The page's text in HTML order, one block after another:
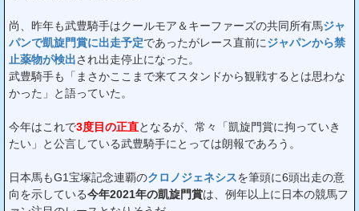
尚、昨年も武豊騎手はクールモア＆キーファーズの共同所有馬ジャ
パンで凱旋門賞に出走予定であったがレース直前にジャパンから禁
止薬物が検出され出走停止になった。
武豊騎手も「まさかここまで来てスタンドから観戦するとは思わな
かった」と語っていた。
今年はこれで3度目の正直となるが、常々「凱旋門賞に拘っていき
たい」と公言している武豊騎手にとっては朗報であろう。
日本馬もG1宝塚記念連覇のクロノジェネシスを筆頭に6頭出走の意
向を示している今年2021年の凱旋門賞は、例年以上に日本の競馬フ